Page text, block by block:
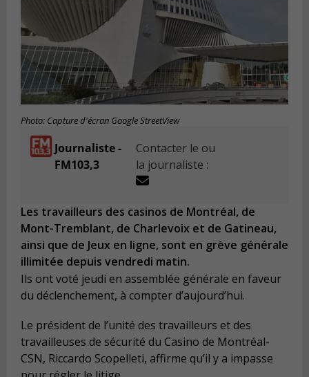
Photo: Capture d'écran Google StreetView
Journaliste -
FM103,3
Contacter le ou
la journaliste :
Les travailleurs des casinos de Montréal, de
Mont-Tremblant, de Charlevoix et de Gatineau,
ainsi que de Jeux en ligne, sont en grève générale
illimitée depuis vendredi matin.
Ils ont voté jeudi en assemblée générale en faveur
du déclenchement, à compter d’aujourd’hui.
Le président de l’unité des travailleurs et des
travailleuses de sécurité du Casino de Montréal-
CSN, Riccardo Scopelleti, affirme qu’il y a impasse